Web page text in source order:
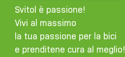
#TEAMSVITOL
AZIENDA
Svitol è passione!
Vivi al massimo
la tua passione per la bici
e prenditene cura al meglio!